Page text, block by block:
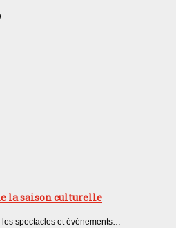
la saison culturelle
spectacles et événements…